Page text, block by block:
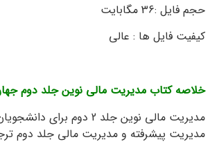
حجم فایل :36 مگابایت
کیفیت فایل ها : عالی
خلاصه کتاب مدیریت مالی نوین جلد دوم
مدیریت مالی نوین
مدیریت پیشرفته و مدیریت مالی جلد دوم